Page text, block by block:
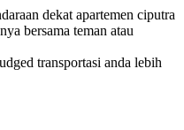
dekat apartemen ciputra
bersama teman atau
transportasi anda lebih